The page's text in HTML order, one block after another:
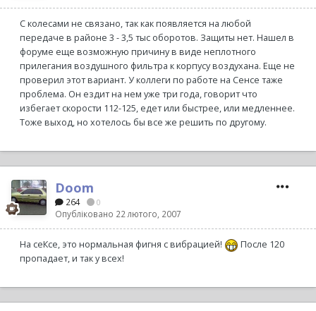
С колесами не связано, так как появляется на любой
передаче в районе 3 - 3,5 тыс оборотов. Защиты нет. Нашел в
форуме еще возможную причину в виде неплотного
прилегания воздушного фильтра к корпусу воздухана. Еще не
проверил этот вариант. У коллеги по работе на Сенсе таже
проблема. Он ездит на нем уже три года, говорит что
избегает скорости 112-125, едет или быстрее, или медленнее.
Тоже выход, но хотелось бы все же решить по другому.
Doom
264 0
Опубліковано 22 лютого, 2007
На сеКсе, это нормальная фигня с вибрацией!
После 120
пропадает, и так у всех!